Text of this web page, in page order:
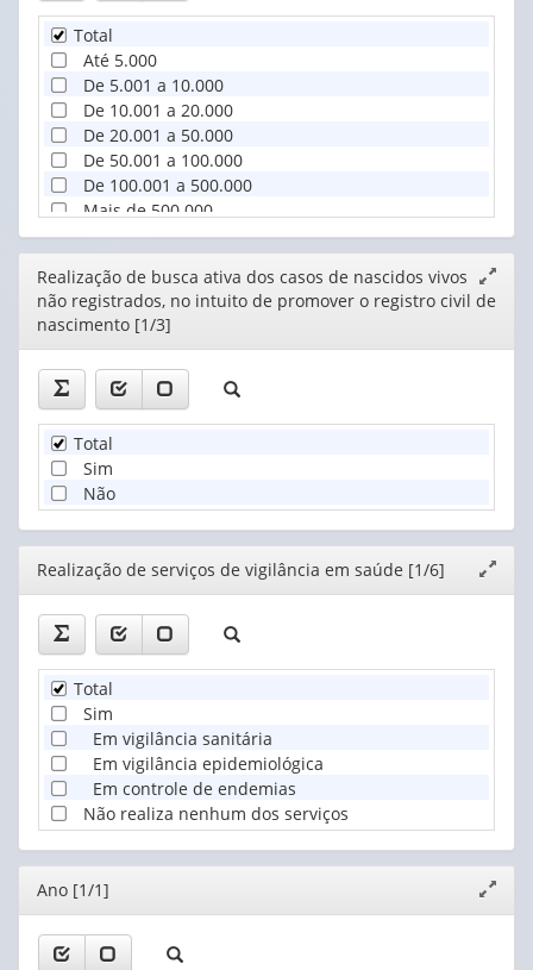
Total
Até 5.000
De 5.001 a 10.000
De 10.001 a 20.000
De 20.001 a 50.000
De 50.001 a 100.000
De 100.001 a 500.000
Mais de 500.000
Editor
janela
Realização de busca ativa dos casos de nascidos vivos
não registrados, no intuito de promover o registro civil de
nascimento [1/3]
Total
Sim
Não
Editor
janela
Realização de serviços de vigilância em saúde [1/6]
Total
Sim
Em vigilância sanitária
Em vigilância epidemiológica
Em controle de endemias
Não realiza nenhum dos serviços
Editor
janela
Ano [1/1]